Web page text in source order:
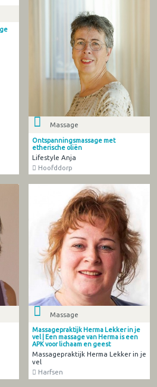
Massage
Ontspanningsmassage met
etherische oliën
Lifestyle Anja
Hoofddorp
Massage
Massagepraktijk Herma Lekker in je
vel | Een massage van Herma is een
APK voor lichaam en geest
Massagepraktijk Herma Lekker in je
vel
Harfsen